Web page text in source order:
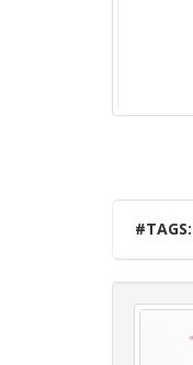
#TAGS: